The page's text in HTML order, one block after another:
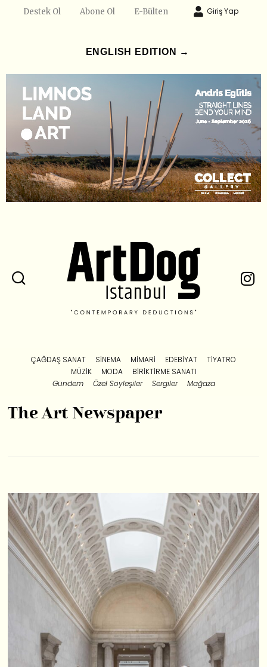
Destek Ol Abone Ol E-Bülten Giriş Yap
ENGLISH EDITION →
ÇAĞDAŞ SANAT SINEMA MIMARI EDEBIYAT
TIYATRO
MÜZIK
MODA
BIRIKTIRME SANATI
Gündem
Özel Söyleşiler Sergiler Mağaza
The Art Newspaper